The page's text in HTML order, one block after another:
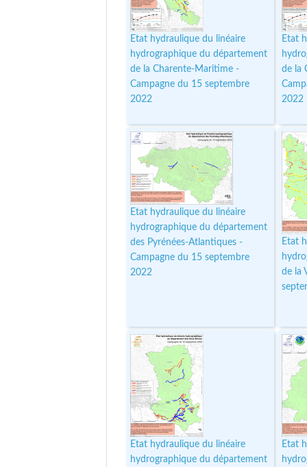
Etat hydraulique du linéaire
hydrographique du département
de la Charente-Maritime -
Campagne du 15 septembre
2022
Etat
de la
2022
Etat hydraulique du linéaire
hydrographique du département
des Pyrénées-Atlantiques -
Campagne du 15 septembre
2022
Etat
de la
Etat hydraulique du linéaire
hydrographique du département
Etat